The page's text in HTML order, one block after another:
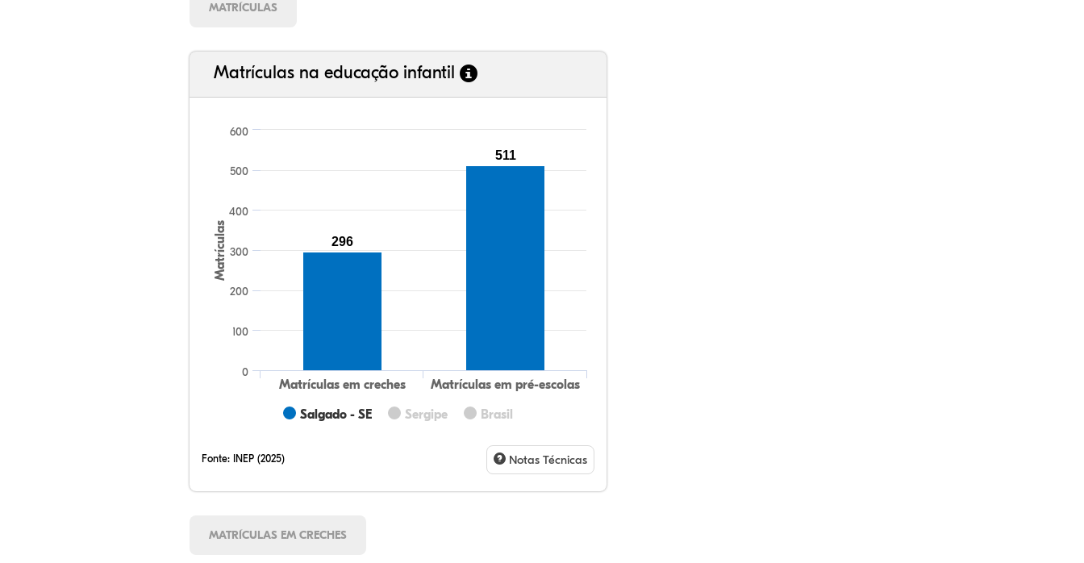
MATRÍCULAS
Matrículas na educação infantil
Matrículas
Salgado - SE Sergipe Brasil
Matrículas em creches Matrículas em pré-escolas
0
100
200
300
400
500
600
296
511
Fonte: INEP (2025) Notas Técnicas
MATRÍCULAS EM CRECHES